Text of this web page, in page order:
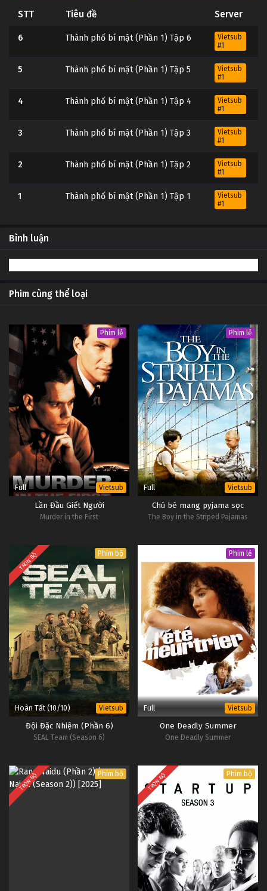
STT Tiêu đề Server
6 Thành phố bí mật (Phần 1) Tập 6
Vietsub
#1
5 Thành phố bí mật (Phần 1) Tập 5
Vietsub
#1
4 Thành phố bí mật (Phần 1) Tập 4
Vietsub
#1
3 Thành phố bí mật (Phần 1) Tập 3
Vietsub
#1
2 Thành phố bí mật (Phần 1) Tập 2
Vietsub
#1
1 Thành phố bí mật (Phần 1) Tập 1
Vietsub
#1
Bình luận
Phim cùng thể loại
Phim lẻ
Full Vietsub
Lần Đầu Giết Người
Murder in the First
Phim lẻ
Full Vietsub
Chú bé mang pyjama sọc
The Boy in the Striped Pajamas
TRỌN BỘ Phim bộ
Hoàn Tất (10/10) Vietsub
Đội Đặc Nhiệm (Phần 6)
SEAL Team (Season 6)
Phim lẻ
Full Vietsub
One Deadly Summer
One Deadly Summer
TRỌN BỘ Phim bộ TRỌN BỘ Phim bộ